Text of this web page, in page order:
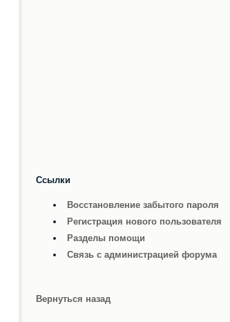
Ссылки
Восстановление забытого пароля
Регистрация нового пользователя
Разделы помощи
Связь с администрацией форума
Вернуться назад